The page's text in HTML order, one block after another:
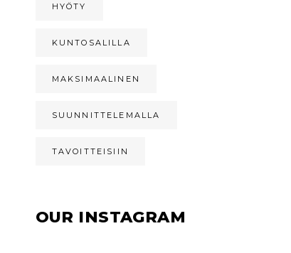
HYÖTY
KUNTOSALILLA
MAKSIMAALINEN
SUUNNITTELEMALLA
TAVOITTEISIIN
OUR INSTAGRAM